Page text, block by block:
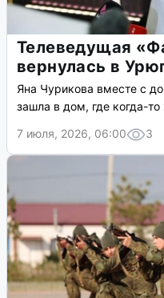
Телеведущая
вернулась в
Яна Чурикова вместе с
зашла в дом, где когда-
7 июля, 2026, 06:00
3